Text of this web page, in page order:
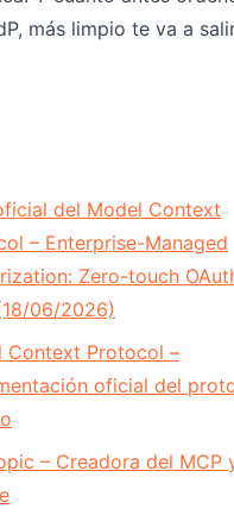
más limpio te va a
del Model Context
– Enterprise-Managed
Zero-touch
06/2026)
Context Protocol –
oficial del
– Creadora del MCP